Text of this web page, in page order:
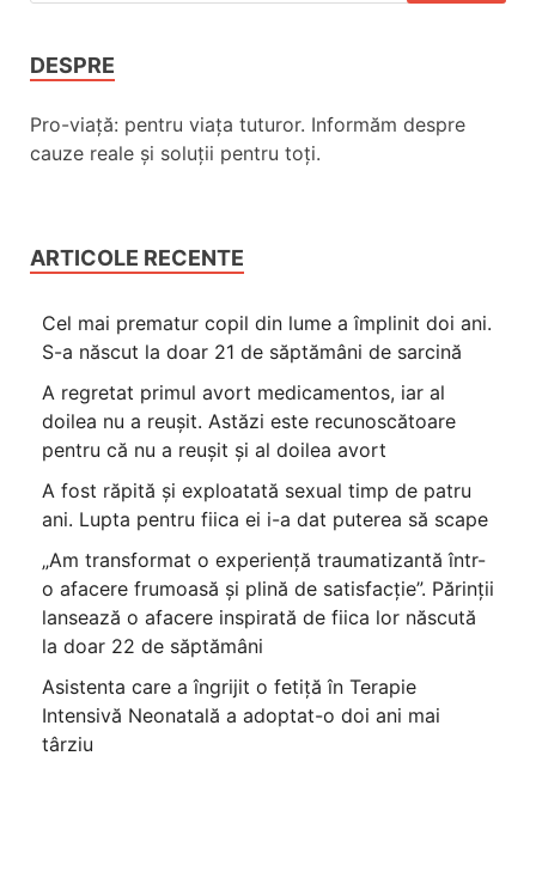
DESPRE
Pro-viață: pentru viața tuturor. Informăm despre
cauze reale și soluții pentru toți.
ARTICOLE RECENTE
Cel mai prematur copil din lume a împlinit doi ani.
S-a născut la doar 21 de săptămâni de sarcină
A regretat primul avort medicamentos, iar al
doilea nu a reușit. Astăzi este recunoscătoare
pentru că nu a reușit și al doilea avort
A fost răpită și exploatată sexual timp de patru
ani. Lupta pentru fiica ei i-a dat puterea să scape
„Am transformat o experiență traumatizantă într-
o afacere frumoasă și plină de satisfacție”. Părinții
lansează o afacere inspirată de fiica lor născută
la doar 22 de săptămâni
Asistenta care a îngrijit o fetiță în Terapie
Intensivă Neonatală a adoptat-o doi ani mai
târziu